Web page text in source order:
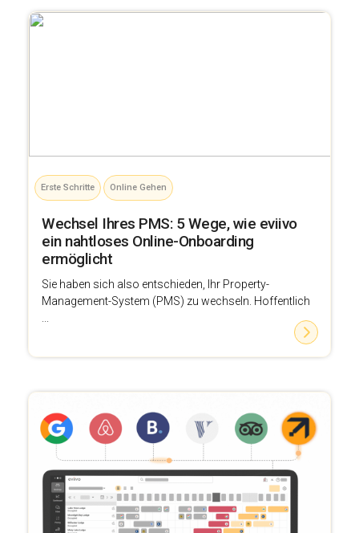
Erste Schritte Online Gehen
Wechsel Ihres PMS: 5 Wege, wie eviivo
ein nahtloses Online-Onboarding
ermöglicht
Sie haben sich also entschieden, Ihr Property-
Management-System (PMS) zu wechseln. Hoffentlich